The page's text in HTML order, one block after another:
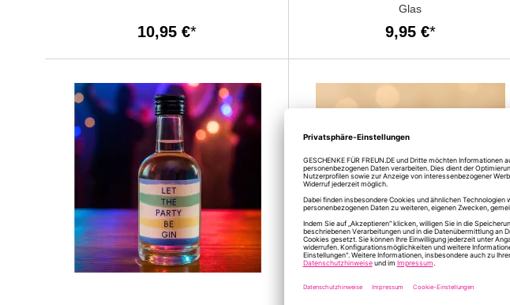
10,95 €
Glas
9,95 €